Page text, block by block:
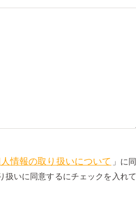
情報の取り扱いについて 」に同
扱いに同意するにチェックを入れて